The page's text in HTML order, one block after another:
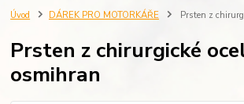
Úvod DÁREK PRO MOTORKÁŘE Prsten z
Prsten z chirurgické
osmihran